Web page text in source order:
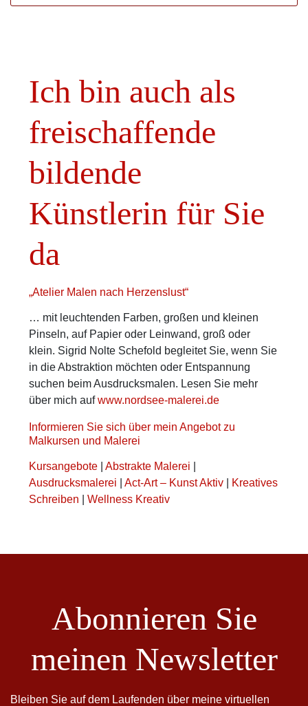
Ich bin auch als
freischaffende
bildende
Künstlerin für Sie
da
„Atelier Malen nach Herzenslust“
… mit leuchtenden Farben, großen und kleinen
Pinseln, auf Papier oder Leinwand, groß oder
klein. Sigrid Nolte Schefold begleitet Sie, wenn Sie
in die Abstraktion möchten oder Entspannung
suchen beim Ausdrucksmalen. Lesen Sie mehr
über mich aufwww.nordsee-malerei.de
Informieren Sie sich über mein Angebot zu
Malkursen und Malerei
Kursangebote |Abstrakte Malerei |
Ausdrucksmalerei |Act-Art – Kunst Aktiv | Kreatives
Schreiben |Wellness Kreativ
Abonnieren Sie
meinen Newsletter
Bleiben Sie auf dem Laufenden über meine virtuellen